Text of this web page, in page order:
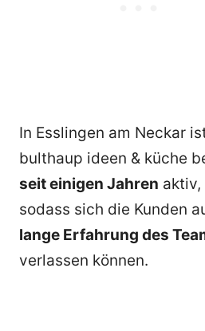
In Esslingen am Neckar
bulthaup ideen & küche
seit einigen Jahren aktiv,
sodass sich die Kunden
lange Erfahrung des
verlassen können.